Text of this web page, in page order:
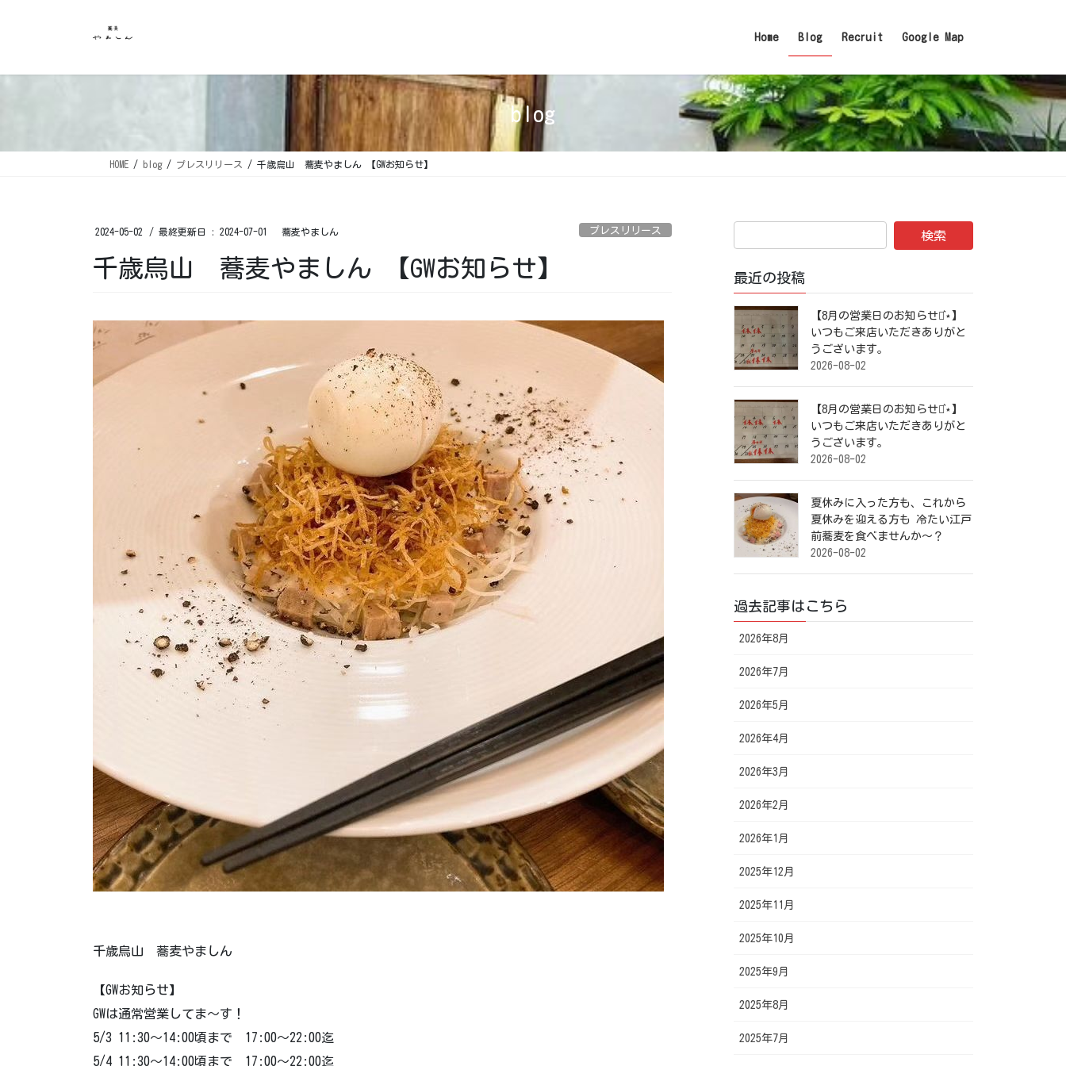
Home Blog Recruit Google Map
blog
HOME blog プレスリリース 千歳烏山 蕎麦やましん 【GWお知らせ】
2024-05-02 / 最終更新日 : 2024-07-01 蕎麦やましん プレスリリース
千歳烏山 蕎麦やましん 【GWお知らせ】
千歳烏山 蕎麦やましん
【GWお知らせ】
GWは通常営業してま～す！
5/3 11:30～14:00頃まで 17:00～22:00迄
5/4 11:30～14:00頃まで 17:00～22:00迄
最近の投稿
【8月の営業日のお知らせ⋆͛⋆】
いつもご来店いただきありがと
うございます。
2026-08-02
【8月の営業日のお知らせ⋆͛⋆】
いつもご来店いただきありがと
うございます。
2026-08-02
夏休みに入った方も、これから
夏休みを迎える方も 冷たい江戸
前蕎麦を食べませんか～？
2026-08-02
過去記事はこちら
2026年8月
2026年7月
2026年5月
2026年4月
2026年3月
2026年2月
2026年1月
2025年12月
2025年11月
2025年10月
2025年9月
2025年8月
2025年7月